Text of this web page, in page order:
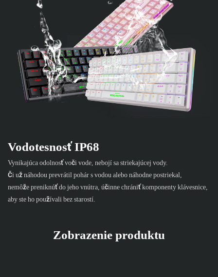
Vodotesnosť IP68
Vynikajúca odolnosť voči vode, nebojí sa striekajúcej vody.
Či už náhodou prevrátil pohár s vodou alebo náhodne postriekal,
nemôže preniknúť do jeho vnútra, účinne chrániť komponenty klávesnice,
aby ste ho používali bez starostí.
Zobrazenie produktu